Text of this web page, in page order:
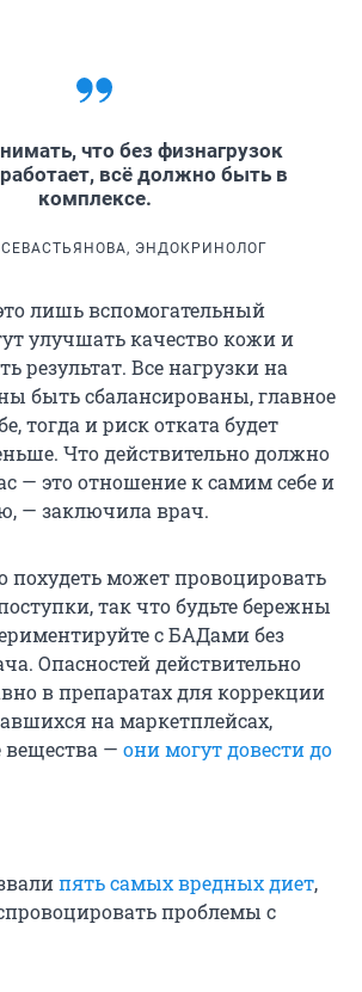
что без физнагрузок
работает, всё должно быть в
комплексе.
ЭНДОКРИНОЛОГ
лишь вспомогательный
улучшать качество кожи и
результат. Все нагрузки на
быть сбалансированы, главное
тогда и риск отката будет
Что действительно должно
— это отношение к самим себе и
— заключила врач.
похудеть может провоцировать
так что будьте бережны
с БАДами без
Опасностей действительно
в препаратах для коррекции
на маркетплейсах,
— они могут довести до
пять самых вредных диет,
проблемы с